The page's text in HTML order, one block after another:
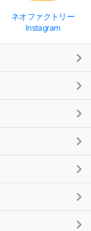
ネオファクトリー
Instagram